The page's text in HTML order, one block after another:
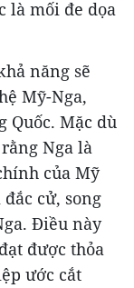
là mối đe dọa
năng sẽ
Mỹ-Nga,
Quốc. Mặc dù
Nga là
của Mỹ
cử, song
Điều này
được thỏa
ước cắt